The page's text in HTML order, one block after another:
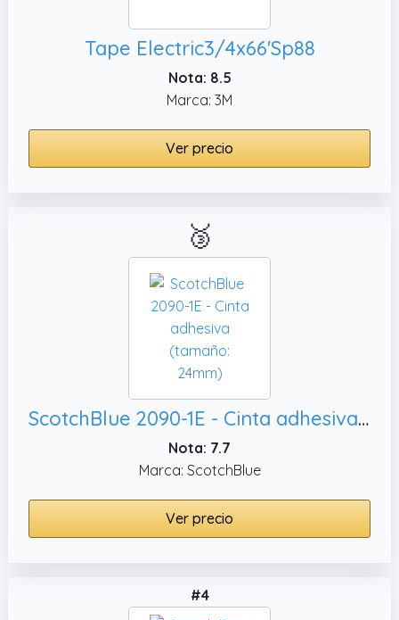
Tape Electric3/4x66'Sp88
Nota: 8.5
Marca: 3M
Ver precio
🥉
ScotchBlue 2090-1E - Cinta adhesiva (tamaño: 24mm)
Nota: 7.7
Marca: ScotchBlue
Ver precio
#4